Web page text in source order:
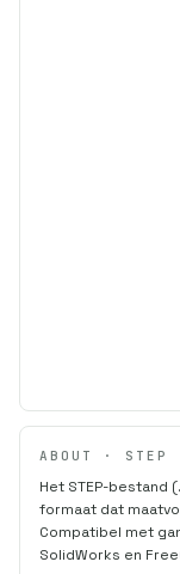
ABOUT · STEP
Het STEP-bestand
formaat dat
Compatibel met
SolidWorks en